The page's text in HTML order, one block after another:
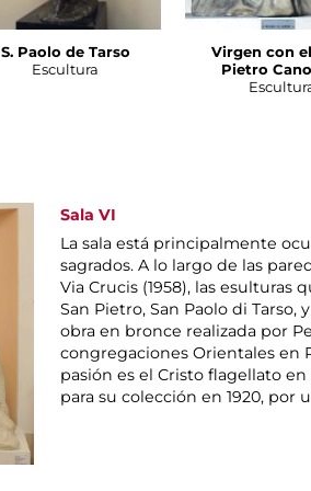
S. Paolo de Tarso
Escultura
Virgen con
Pietro
Sala VI
La sala está principalmente
sagrados. A lo largo de las
Via Crucis (1958), las esulturas
San Pietro, San Paolo di Tarso,
obra en bronce realizada por
congregaciones Orientales en
pasión es el Cristo flagellato
para su colección en 1920, por